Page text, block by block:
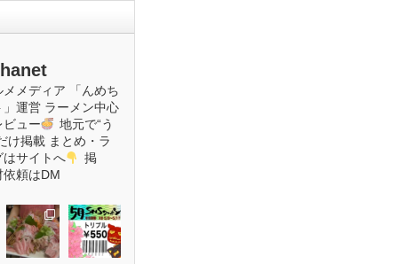
メメディア 「んめち
」運営 ラーメン中心
ビュー
地元で“う
け掲載 まとめ・ラ
はサイトへ
掲
依頼はDM